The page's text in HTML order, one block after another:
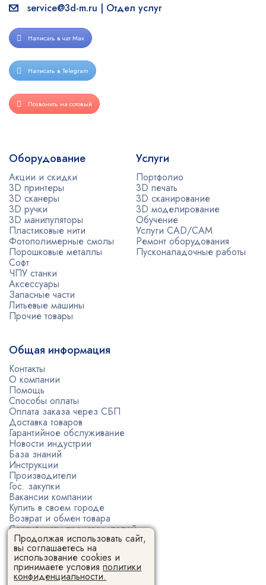
service@3d-m.ru | Отдел услуг
Написать в чат Max
Написать в Telegram
Позвонить на сотовый
Оборудование
Акции и скидки
3D принтеры
3D сканеры
3D ручки
3D манипуляторы
Пластиковые нити
Фотополимерные смолы
Порошковые металлы
Софт
ЧПУ станки
Аксессуары
Запасные части
Литьевые машины
Прочие товары
Услуги
Портфолио
3D печать
3D сканирование
3D моделирование
Обучение
Услуги CAD/CAM
Ремонт оборудования
Пусконаладочные работы
Общая информация
Контакты
О компании
Помощь
Способы оплаты
Оплата заказа через СБП
Доставка товаров
Гарантийное обслуживание
Новости индустрии
База знаний
Инструкции
Производители
Гос. закупки
Вакансии компании
Купить в своем городе
Возврат и обмен товара
Сертификаты производителей
Политика конфиденциальности
Пользовательское соглашение
Продолжая использовать сайт,
вы соглашаетесь на
использование cookies и
принимаете условияполитики
конфиденциальности.